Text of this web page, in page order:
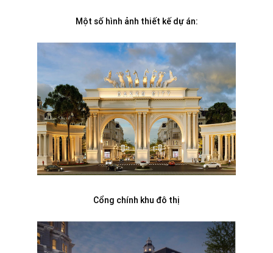
Một số hình ảnh thiết kế dự án:
Cổng chính khu đô thị